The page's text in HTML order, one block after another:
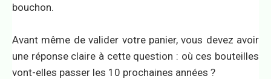
bouchon.
Avant même de valider votre panier, vous devez avoir
une réponse claire à cette question : où ces bouteilles
vont-elles passer les 10 prochaines années ?